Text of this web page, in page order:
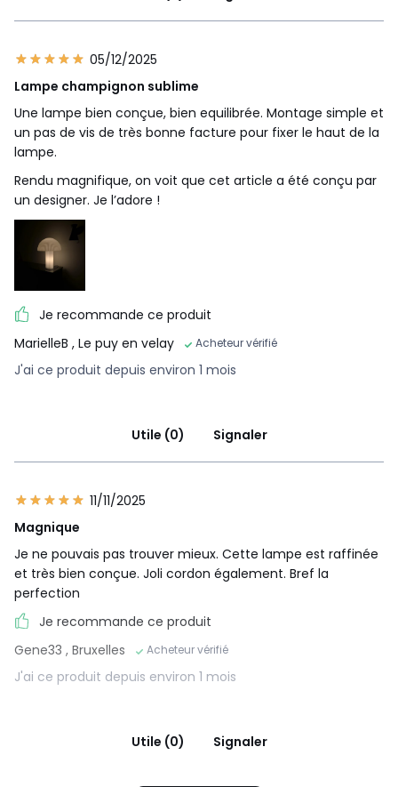
05/12/2025
Lampe champignon sublime
Une lampe bien conçue, bien equilibrée. Montage simple et
un pas de vis de très bonne facture pour fixer le haut de la
lampe.
Rendu magnifique, on voit que cet article a été conçu par
un designer. Je l’adore !
Je recommande ce produit
MarielleB , Le puy en velay Acheteur vérifié
J'ai ce produit depuis environ 1 mois
Utile (0) Signaler
11/11/2025
Magnique
Je ne pouvais pas trouver mieux. Cette lampe est raffinée
et très bien conçue. Joli cordon également. Bref la
perfection
Je recommande ce produit
Gene33 , Bruxelles Acheteur vérifié
J'ai ce produit depuis environ 1 mois
Utile (0) Signaler